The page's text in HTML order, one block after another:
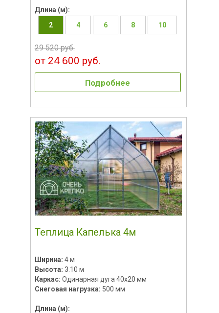
Длина (м):
2
4 6 8 10
29 520 руб.
от 24 600 руб.
Подробнее
Теплица Капелька 4м
Ширина: 4 м
Высота: 3.10 м
Каркас: Одинарная дуга 40х20 мм
Снеговая нагрузка: 500 мм
Длина (м):